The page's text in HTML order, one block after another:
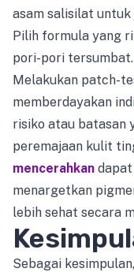
asam salisilat untuk
Pilih formula yang
pori-pori tersumbat.
Melakukan patch-
memberdayakan
risiko atau batasan
peremajaan kulit
mencerahkan dapat
menargetkan
lebih sehat secara
Sebagai kesimpulan,